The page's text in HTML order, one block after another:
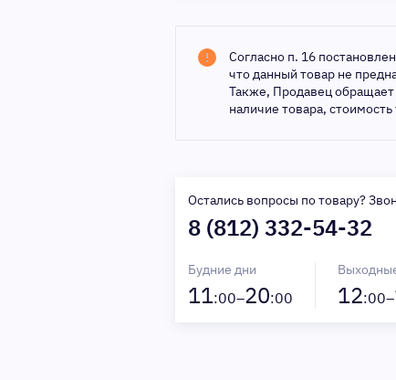
Согласно п. 16
что данный товар не
Также, Продавец
наличие товара,
Остались вопросы по товару?
8 (812) 332-54-32
Будние дни
11:00–20:00 12:00–